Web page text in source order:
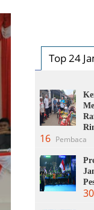
Top 24
16 Pembaca
30